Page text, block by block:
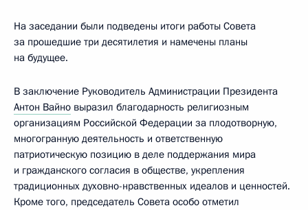
На заседании были подведены итоги работы Совета
за прошедшие три десятилетия и намечены планы
на будущее.
В заключение Руководитель Администрации Президента
Антон Вайно выразил благодарность религиозным
организациям Российской Федерации за плодотворную,
многогранную деятельность и ответственную
патриотическую позицию в деле поддержания мира
и гражданского согласия в обществе, укрепления
традиционных духовно-нравственных идеалов и ценностей.
Кроме того, председатель Совета особо отметил